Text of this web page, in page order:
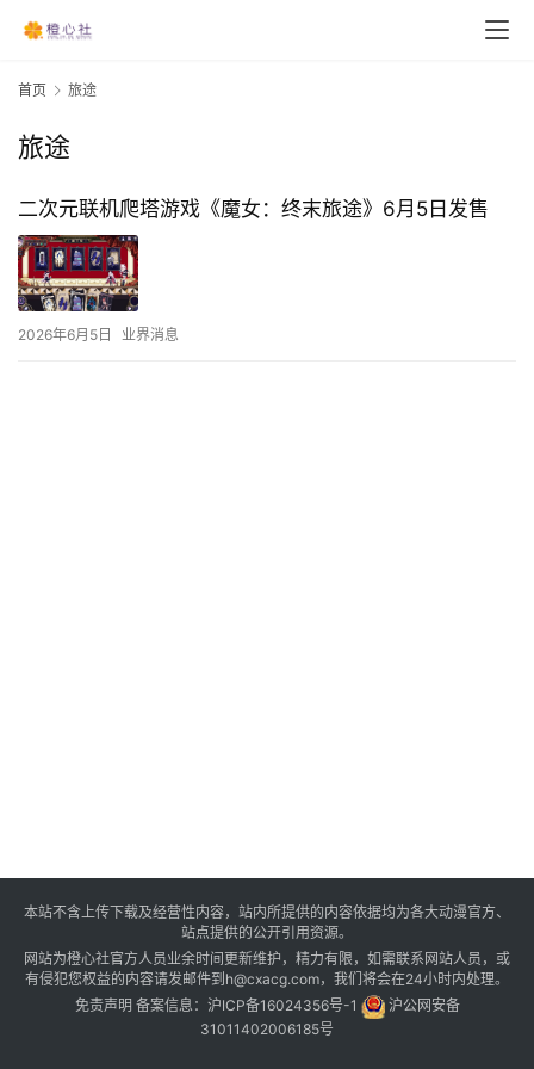
首页 旅途
旅途
二次元联机爬塔游戏《魔女：终末旅途》6月5日发售
2026年6月5日 业界消息
本站不含上传下载及经营性内容，站内所提供的内容依据均为各大动漫官方、
站点提供的公开引用资源。
网站为橙心社官方人员业余时间更新维护，精力有限，如需联系网站人员，或
有侵犯您权益的内容请发邮件到h@cxacg.com，我们将会在24小时内处理。
免责声明 备案信息： 沪ICP备16024356号-1
沪公网安备
31011402006185号